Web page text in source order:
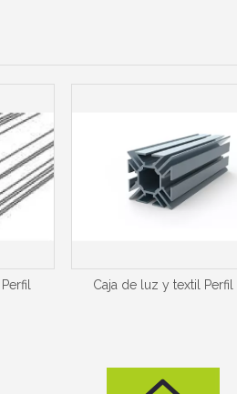
Caja de luz y textil Perfil